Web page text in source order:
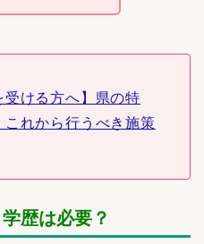
受ける方へ】県の特
れから行うべき施策
歴は必要？